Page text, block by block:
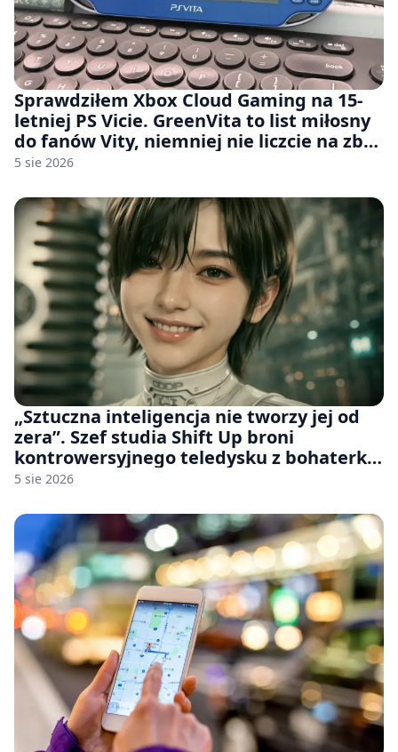
Sprawdziłem Xbox Cloud Gaming na 15-
letniej PS Vicie. GreenVita to list miłosny
do fanów Vity, niemniej nie liczcie na zbyt
wiele [FELIETON]
5 sie 2026
„Sztuczna inteligencja nie tworzy jej od
zera”. Szef studia Shift Up broni
kontrowersyjnego teledysku z bohaterką
Stellar Blade: Blood Rain
5 sie 2026